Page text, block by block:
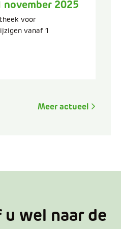
2025
voor
vanaf 1
Meer actueel
wel naar de